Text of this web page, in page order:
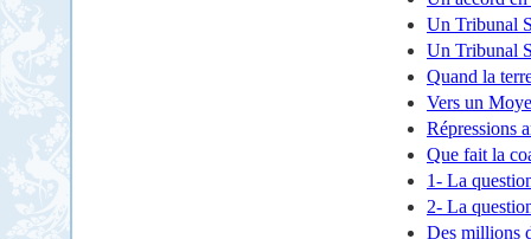
Un Tribunal
Un Tribunal
Quand la
Vers un
Répressions
Que fait la
1- La
2- La
Des millions